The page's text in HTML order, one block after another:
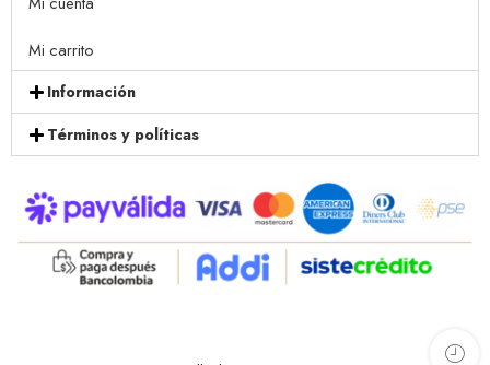
Mi carrito
Información
Términos y políticas